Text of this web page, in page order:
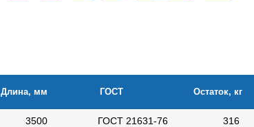
Длина, мм ГОСТ Остаток, кг
3500 ГОСТ 21631-76 316